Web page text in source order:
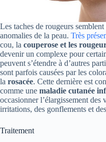
Les taches de rougeurs
anomalies de la peau. Très
cou, la couperose et les
devenir un complexe pour
peuvent s’étendre à d’autres
sont parfois causées par les
la rosacée. Cette dernière est
comme une maladie cutanée
occasionner l’élargissement des
irritations, des gonflements et
Traitement